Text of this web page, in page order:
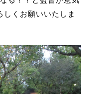
くお願いいたしま